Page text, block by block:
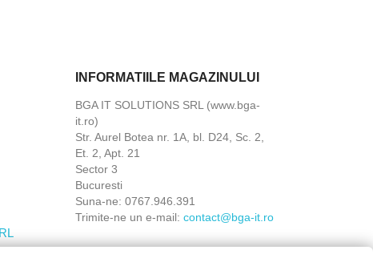
INFORMATIILE MAGAZINULUI
BGA IT SOLUTIONS SRL (www.bga-
it.ro)
Str. Aurel Botea nr. 1A, bl. D24, Sc. 2,
Et. 2, Apt. 21
Sector 3
Bucuresti
Suna-ne: 0767.946.391
Trimite-ne un e-mail: contact@bga-it.ro